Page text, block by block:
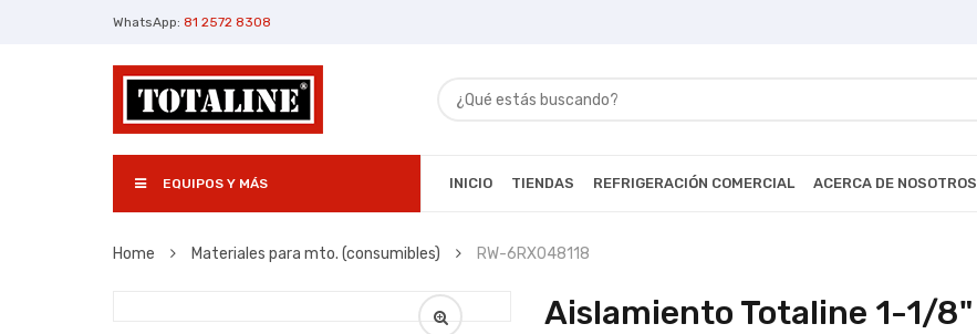
WhatsApp: 81 2572 8308
EQUIPOS Y MÁS INICIO TIENDAS REFRIGERACIÓN COMERCIAL ACERCA DE NOSOTROS
Home Materiales para mto. (consumibles) RW-6RX048118
Aislamiento Totaline 1-1/8"